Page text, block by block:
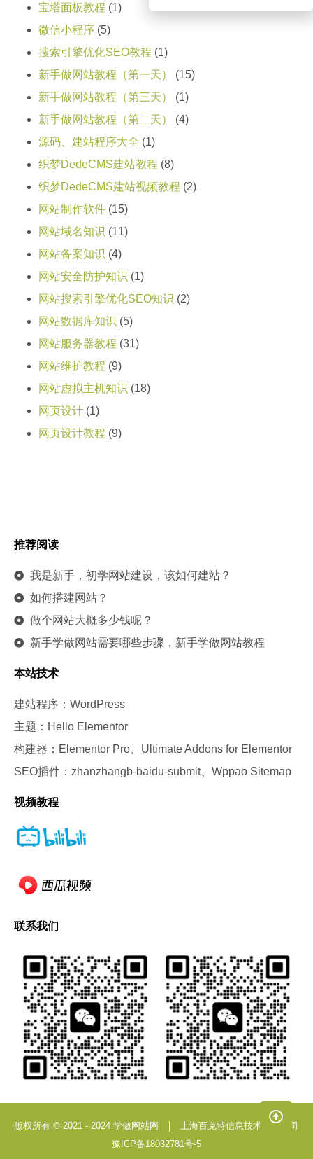
宝塔面板教程 (1)
微信小程序 (5)
搜索引擎优化SEO教程 (1)
新手做网站教程（第一天）
(15)
新手做网站教程（第三天）
(1)
新手做网站教程（第二天）
(4)
源码、建站程序大全 (1)
织梦DedeCMS建站教程 (8)
织梦DedeCMS建站视频教程 (2)
网站制作软件 (15)
网站域名知识 (11)
网站备案知识 (4)
网站安全防护知识 (1)
网站搜索引擎优化SEO知识 (2)
网站数据库知识 (5)
网站服务器教程 (31)
网站维护教程 (9)
网站虚拟主机知识 (18)
网页设计 (1)
网页设计教程 (9)
推荐阅读
我是新手，初学网站建设，该如何建站？
如何搭建网站？
做个网站大概多少钱呢？
新手学做网站需要哪些步骤，新手学做网站教程
本站技术
建站程序：WordPress
主题：Hello Elementor
构建器：Elementor Pro、Ultimate Addons for Elementor
SEO插件：zhanzhangb-baidu-submit、Wppao Sitemap
视频教程
联系我们
版权所有 © 2021 - 2024 学做网站网
上海百克特信息技术有限公司
豫ICP备18032781号-5